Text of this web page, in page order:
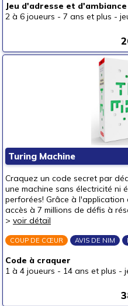
Jeu d'adresse et d'ambiance
2 à 6 joueurs - 7 ans et plus -
Turing Machine
Craquez un code secret par
une machine sans électricité ni
perforées! Grâce à
accès à 7 millions de défis à
> voir détail
COUP DE CŒUR AVIS DE NIM
Code à craquer
1 à 4 joueurs - 14 ans et plus -